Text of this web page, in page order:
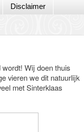
Disclaimer
Wij doen thuis
vieren we dit natuurlijk
met Sinterklaas